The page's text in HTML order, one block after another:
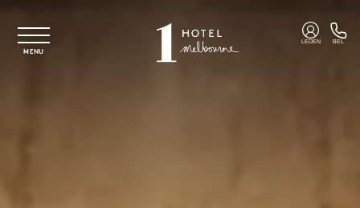
MENU
LEDEN BEL